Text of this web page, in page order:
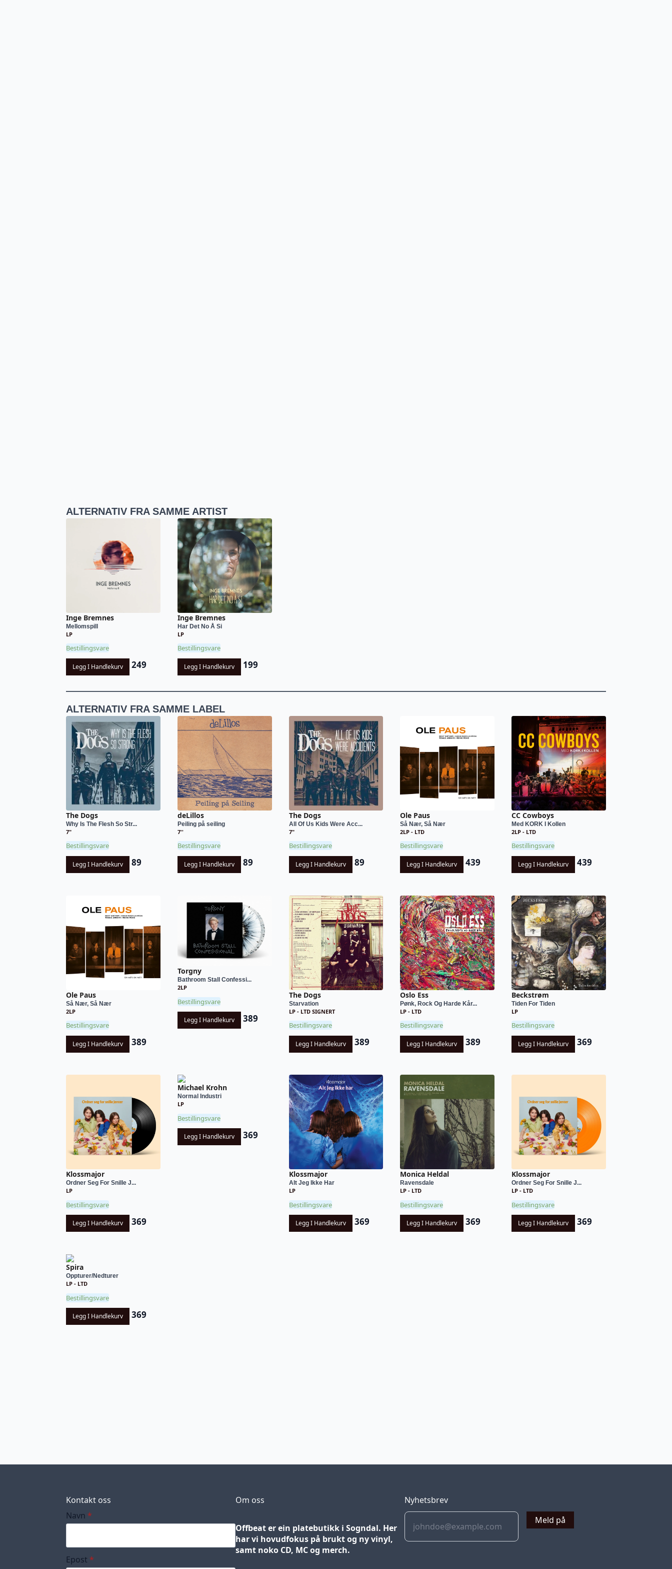
ALTERNATIV FRA SAMME ARTIST
Inge Bremnes
Mellomspill
LP
Bestillingsvare
Legg I Handlekurv 249
Inge Bremnes
Har Det No Å Si
LP
Bestillingsvare
Legg I Handlekurv 199
ALTERNATIV FRA SAMME LABEL
The Dogs
Why Is The Flesh So Str...
7"
Bestillingsvare
Legg I Handlekurv 89
deLillos
Peiling på seiling
7''
Bestillingsvare
Legg I Handlekurv 89
The Dogs
All Of Us Kids Were Acc...
7"
Bestillingsvare
Legg I Handlekurv 89
Ole Paus
Så Nær, Så Nær
2LP - LTD
Bestillingsvare
Legg I Handlekurv 439
CC Cowboys
Med KORK I Kollen
2LP - LTD
Bestillingsvare
Legg I Handlekurv 439
Ole Paus
Så Nær, Så Nær
2LP
Bestillingsvare
Legg I Handlekurv 389
Torgny
Bathroom Stall Confessi...
2LP
Bestillingsvare
Legg I Handlekurv 389
The Dogs
Starvation
LP - LTD SIGNERT
Bestillingsvare
Legg I Handlekurv 389
Oslo Ess
Pønk, Rock Og Harde Kår...
LP - LTD
Bestillingsvare
Legg I Handlekurv 389
Beckstrøm
Tiden For Tiden
LP
Bestillingsvare
Legg I Handlekurv 369
Klossmajor
Ordner Seg For Snille J...
LP
Bestillingsvare
Legg I Handlekurv 369
Michael Krohn
Normal Industri
LP
Bestillingsvare
Legg I Handlekurv 369
Klossmajor
Alt Jeg Ikke Har
LP
Bestillingsvare
Legg I Handlekurv 369
Monica Heldal
Ravensdale
LP - LTD
Bestillingsvare
Legg I Handlekurv 369
Klossmajor
Ordner Seg For Snille J...
LP - LTD
Bestillingsvare
Legg I Handlekurv 369
Spira
Oppturer/Nedturer
LP - LTD
Bestillingsvare
Legg I Handlekurv 369
Kontakt oss
Navn *
Epost *
Om oss
Offbeat er ein platebutikk i Sogndal. Her
har vi hovudfokus på brukt og ny vinyl,
samt noko CD, MC og merch.
Nyhetsbrev
Meld på